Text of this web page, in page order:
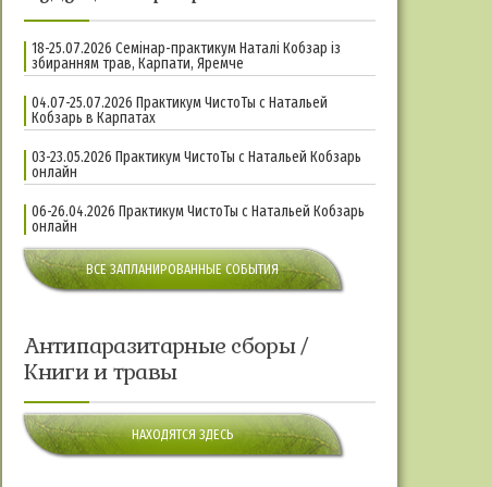
18-25.07.2026 Семінар-практикум Наталі Кобзар із
збиранням трав, Карпати, Яремче
04.07-25.07.2026 Практикум ЧистоТы с Натальей
Кобзарь в Карпатах
03-23.05.2026 Практикум ЧистоТы с Натальей Кобзарь
онлайн
06-26.04.2026 Практикум ЧистоТы с Натальей Кобзарь
онлайн
ВСЕ ЗАПЛАНИРОВАННЫЕ СОБЫТИЯ
Антипаразитарные сборы /
Книги и травы
НАХОДЯТСЯ ЗДЕСЬ